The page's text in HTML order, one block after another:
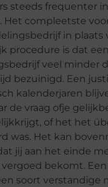
steeds frequenter
Het compleetste
in plaats
procedure is dat een
veel minder
bezuinigd. Een
kalenderjaren
de vraag ofje
of het het
was. Het kan
jij aan het einde
bekomt.
soort verstandige